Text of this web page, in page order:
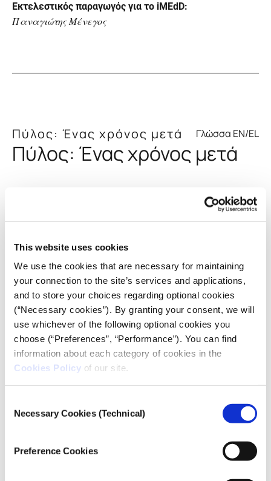
This website uses cookies
We use the cookies that are necessary for maintaining
your connection to the site’s services and applications,
and to store your choices regarding optional cookies
(“Necessary cookies”). By granting your consent, we will
use whichever of the following optional cookies you
choose (“Preferences”, “Performance”). You can find
information about each category of cookies in the
Cookies Policy of our site.
Selection
Necessary Cookies (Technical)
Preference Cookies
Gen Z και Ανθεκτικότητα
Πύλος: Ένας χρόνος μετά
Χούλιγκαν Εξπρές
Born Greek - Made American
Εκτελεστικός παραγωγός για το iMEdD:
Παναγιώτης Μένεγος
Γλώσσα EN/EL
Πύλος: Ένας χρόνος μετά
Πύλος: Ένας χρόνος μετά
Στις 14 Ιουνίου 2023, ένα αλιευτικό σκάφος που είχε
ανατρέπεται περίπου 47ν.μ. νότια της Πύλου. Εκτιμάται
Το νέο ηχητικό ντοκιμαντέρ του iMEdD,
Πύλος: Ένας
χρόνος μετά,αποκαλύπτει άγνωστες λεπτομέρειες
γύρω από όσα συνέβησαν τις τελευταίες ώρες του
αλιευτικού, τις ακριβείς συνθήκες κάτω από τις
οποίες ανετράπη, τους ρόλους των ελληνικών και
ευρωπαϊκών αρχών και τη δίκη των εννέα επιζώντων
που κατηγορήθηκαν για διακίνηση και πρόκληση
Το ντοκιμαντέρ υλοποιήθηκε σε συνεργασία με τον
Solomon και τη δημοσιογράφο Λυδία Εμμανουηλίδου,